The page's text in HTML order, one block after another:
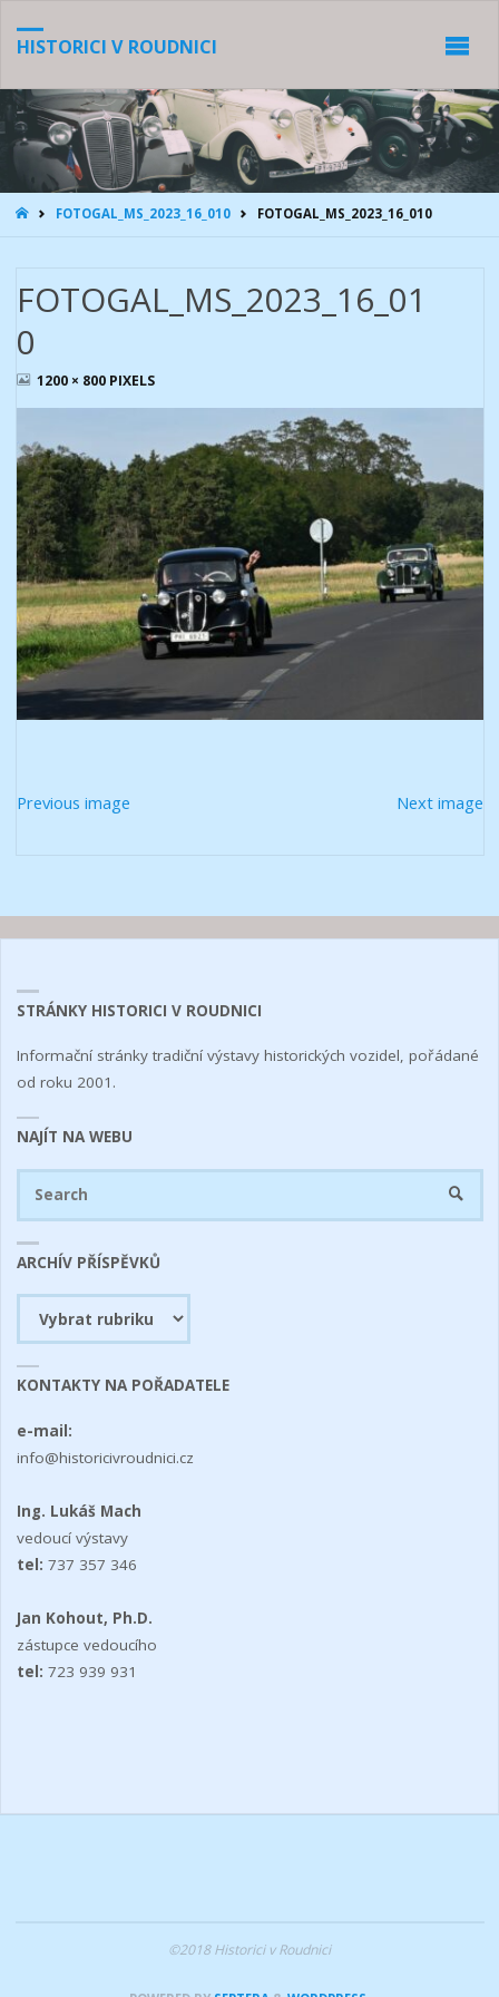
HISTORICI V ROUDNICI
HOMEFOTOGAL_MS_2023_16_010 FOTOGAL_MS_2023_16_010
FOTOGAL_MS_2023_16_01
0
FULL1200 × 800 PIXELS
Previous image Next image
STRÁNKY HISTORICI V ROUDNICI
Informační stránky tradiční výstavy historických vozidel, pořádané
od roku 2001.
NAJÍT NA WEBU
ARCHÍV PŘÍSPĚVKŮ
příspěvků
KONTAKTY NA POŘADATELE
e-mail:
info@historicivroudnici.cz
Ing. Lukáš Mach
vedoucí výstavy
tel: 737 357 346
Jan Kohout, Ph.D.
zástupce vedoucího
tel: 723 939 931
©2018 Historici v Roudnici